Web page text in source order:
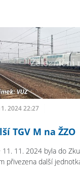
2024 22:27
TGV M na ŽZO
11. 11. 2024 byla do
přivezena další